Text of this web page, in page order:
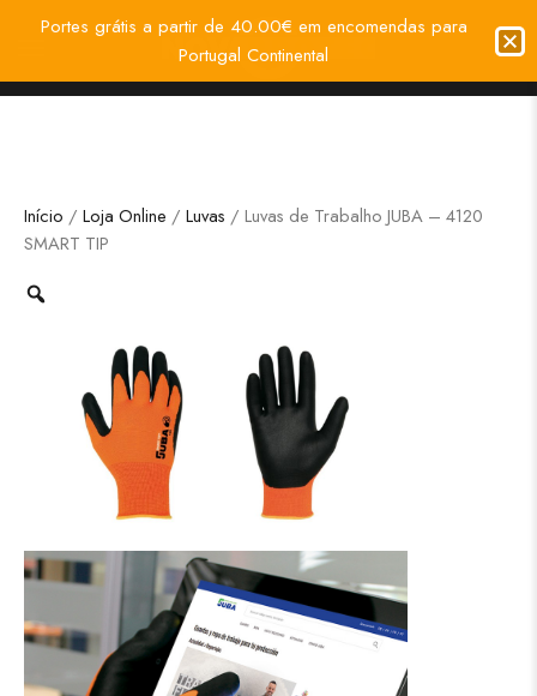
Início / Loja Online / Luvas / Luvas de Trabalho JUBA – 4120
SMART TIP
Portes grátis a partir de 40.00€ em encomendas para
Portugal Continental